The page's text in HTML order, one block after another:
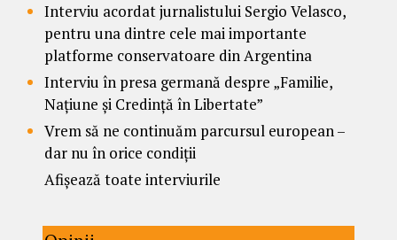
Interviu acordat jurnalistului Sergio Velasco,
pentru una dintre cele mai importante
platforme conservatoare din Argentina
Interviu în presa germană despre „Familie,
Națiune și Credință în Libertate”
Vrem să ne continuăm parcursul european –
dar nu în orice condiții
Afișează toate interviurile